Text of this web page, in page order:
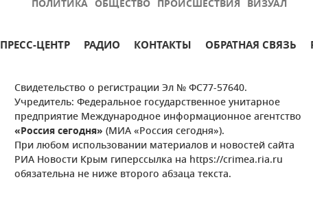
ПОЛИТИКА ОБЩЕСТВО ПРОИСШЕСТВИЯ ВИЗУАЛ
ПРЕСС-ЦЕНТР РАДИО КОНТАКТЫ ОБРАТНАЯ СВЯЗЬ
Свидетельство о регистрации Эл № ФС77-57640.
Учредитель: Федеральное государственное унитарное
предприятие Международное информационное агентство
«Россия сегодня» (МИА «Россия сегодня»).
При любом использовании материалов и новостей сайта
РИА Новости Крым гиперссылка на https://crimea.ria.ru
обязательна не ниже второго абзаца текста.